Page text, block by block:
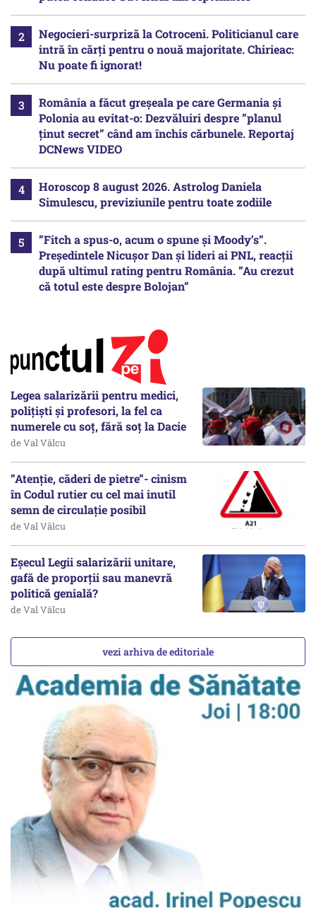
Negocieri-surpriză la Cotroceni. Politicianul care
intră în cărți pentru o nouă majoritate. Chirieac:
Nu poate fi ignorat!
România a făcut greșeala pe care Germania și
Polonia au evitat-o: Dezvăluiri despre ”planul
ținut secret” când am închis cărbunele. Reportaj
DCNews VIDEO
Horoscop 8 august 2026. Astrolog Daniela
Simulescu, previziunile pentru toate zodiile
”Fitch a spus-o, acum o spune și Moody’s”.
Președintele Nicușor Dan și lideri ai PNL, reacții
după ultimul rating pentru România. ”Au crezut
că totul este despre Bolojan”
Legea salarizării pentru medici,
polițiști și profesori, la fel ca
numerele cu soț, fără soț la Dacie
de Val Vâlcu
”Atenție, căderi de pietre”- cinism
în Codul rutier cu cel mai inutil
semn de circulație posibil
de Val Vâlcu
Eșecul Legii salarizării unitare,
gafă de proporții sau manevră
politică genială?
de Val Vâlcu
vezi arhiva de editoriale